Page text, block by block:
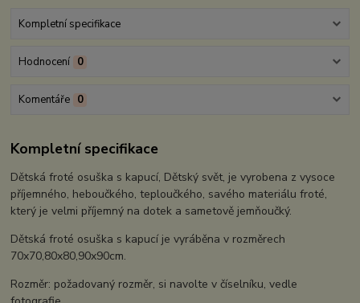
Kompletní specifikace
Hodnocení 0
Komentáře 0
Kompletní specifikace
Dětská froté osuška s kapucí, Dětský svět, je vyrobena z vysoce
příjemného, heboučkého, teploučkého, savého materiálu froté,
který je velmi příjemný na dotek a sametově jemňoučký.
Dětská froté osuška s kapucí je vyráběna v rozměrech
70x70,80x80,90x90cm.
Rozměr: požadovaný rozměr, si navolte v číselníku, vedle